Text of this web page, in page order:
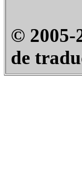
© 2005-
de